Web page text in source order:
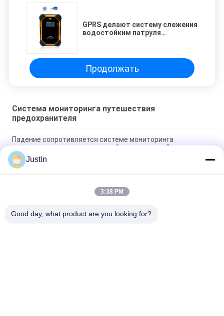
GPRS делают систему слежения
водостойким патруля
Продолжать
Система мониторинга путешествия
предохранителя
Падение сопротивляется системе мониторинга
путешествия предохранителя батареи лития 3cm
GPRS делают систему слежения водостойким патруля
охранника IP67
Оранжевое система мониторинга путешествия
Justin
3:38 PM
Good day, what product are you looking for?